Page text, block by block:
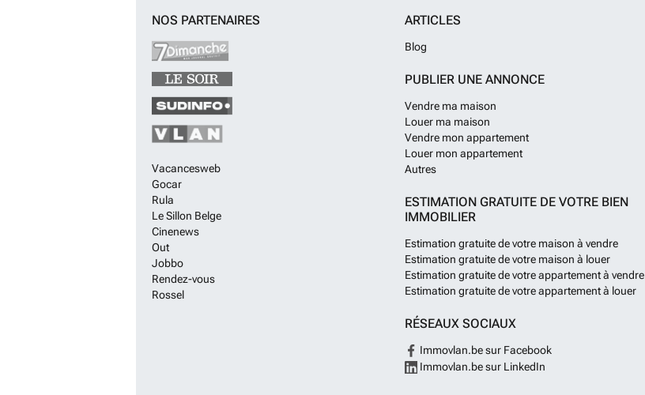
NOS PARTENAIRES
Vacancesweb
Gocar
Rula
Le Sillon Belge
Cinenews
Out
Jobbo
Rendez-vous
Rossel
ARTICLES
Blog
PUBLIER UNE ANNONCE
Vendre ma maison
Louer ma maison
Vendre mon appartement
Louer mon appartement
Autres
ESTIMATION GRATUITE DE VOTRE BIEN
IMMOBILIER
Estimation gratuite de votre maison à vendre
Estimation gratuite de votre maison à louer
Estimation gratuite de votre appartement à vendre
Estimation gratuite de votre appartement à louer
RÉSEAUX SOCIAUX
Immovlan.be sur Facebook
Immovlan.be sur LinkedIn